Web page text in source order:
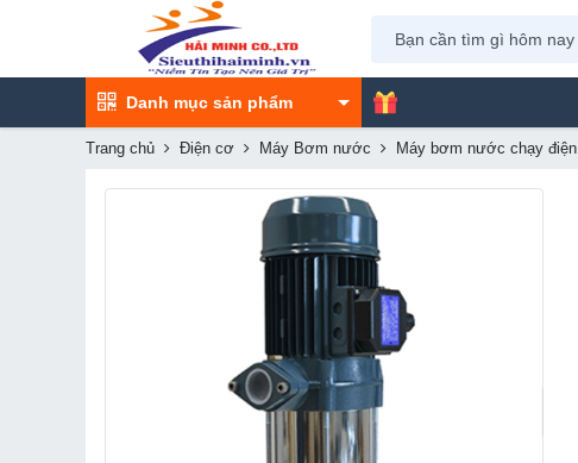
Danh mục sản phẩm
Trang chủ Điện cơ Máy Bơm nước Máy bơm nước chạy điện